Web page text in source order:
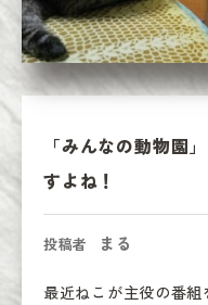
「みんなの動物園
すよね！
投稿者 まる
最近ねこが主役の番組